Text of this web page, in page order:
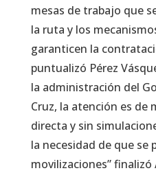
mesas de trabajo que
la ruta y los
garanticen la
puntualizó Pérez
la administración del
Cruz, la atención es de
directa y sin
la necesidad de que se
movilizaciones” finalizó